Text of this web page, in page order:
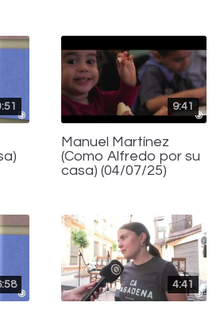
9:41
Manuel Martínez
(Como Alfredo por su
casa) (04/07/25)
4:41